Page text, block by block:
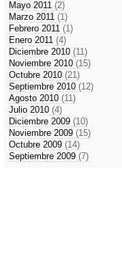
Mayo 2011 (2)
Marzo 2011 (1)
Febrero 2011 (1)
Enero 2011 (4)
Diciembre 2010 (11)
Noviembre 2010 (15)
Octubre 2010 (21)
Septiembre 2010 (12)
Agosto 2010 (11)
Julio 2010 (4)
Diciembre 2009 (10)
Noviembre 2009 (15)
Octubre 2009 (14)
Septiembre 2009 (7)